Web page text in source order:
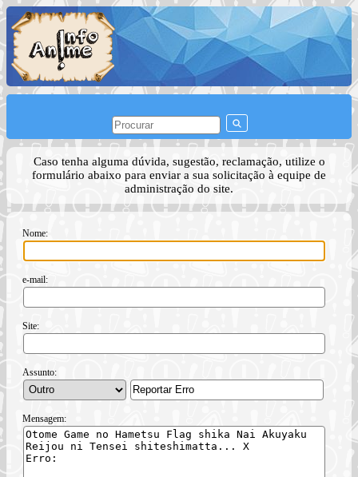
Caso tenha alguma dúvida, sugestão, reclamação, utilize o
formulário abaixo para enviar a sua solicitação à equipe de
administração do site.
Nome:
e-mail:
Site:
Assunto:
Mensagem: